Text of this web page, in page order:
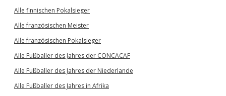
Alle finnischen Pokalsieger
Alle französischen Meister
Alle französischen Pokalsieger
Alle Fußballer des Jahres der CONCACAF
Alle Fußballer des Jahres der Niederlande
Alle Fußballer des Jahres in Afrika